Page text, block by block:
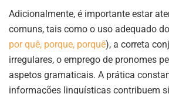
Adicionalmente, é importante estar
comuns, tais como o uso adequado
por quê, porque, porquê), a correta
irregulares, o emprego de pronomes
aspetos gramaticais. A prática
informações linguísticas contribuem